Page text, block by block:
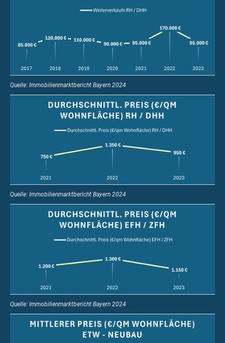
Quelle: Immobilienmarktbericht Bayern 2024
Quelle: Immobilienmarktbericht Bayern 2024
Quelle: Immobilienmarktbericht Bayern 2024